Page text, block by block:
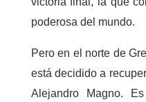
poderosa del mundo.
Pero en el norte de
está decidido a
Alejandro Magno.